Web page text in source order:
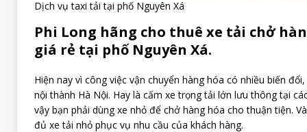
Dịch vụ taxi tải tại phố Nguyên Xá
Phi Long hãng cho thuê xe tải chở
giá rẻ tại phố Nguyên Xá.
Hiện nay vì công việc vận chuyển hàng hóa có nhiều biến
nội thành Hà Nội. Hay là cấm xe trọng tải lớn lưu thông tại
vậy bạn phải dùng xe nhỏ để chở hàng hóa cho thuận tiện.
đủ xe tải nhỏ phục vụ nhu cầu của khách hàng.